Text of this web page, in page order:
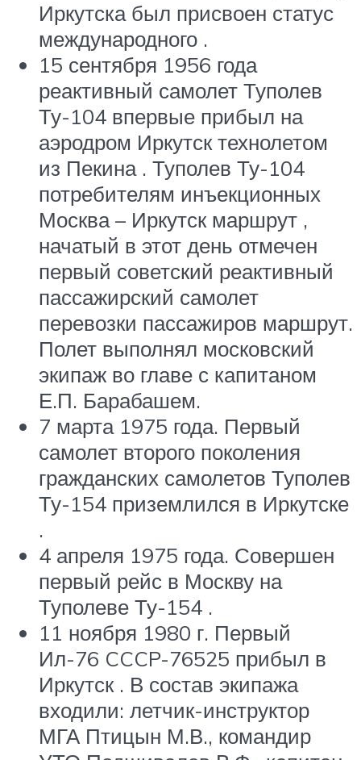
Иркутска был присвоен статус
международного .
15 сентября 1956 года
реактивный самолет Туполев
Ту-104 впервые прибыл на
аэродром Иркутск технолетом
из Пекина . Туполев Ту-104
потребителям инъекционных
Москва – Иркутск маршрут ,
начатый в этот день отмечен
первый советский реактивный
пассажирский самолет
перевозки пассажиров маршрут.
Полет выполнял московский
экипаж во главе с капитаном
Е.П. Барабашем.
7 марта 1975 года. Первый
самолет второго поколения
гражданских самолетов Туполев
Ту-154 приземлился в Иркутске
.
4 апреля 1975 года. Совершен
первый рейс в Москву на
Туполеве Ту-154 .
11 ноября 1980 г. Первый
Ил-76 CCCP-76525 прибыл в
Иркутск . В состав экипажа
входили: летчик-инструктор
МГА Птицын М.В., командир